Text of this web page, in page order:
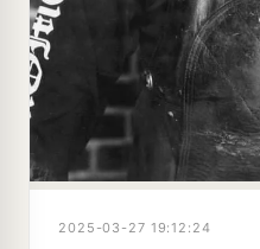
2025-03-27 19:12:24